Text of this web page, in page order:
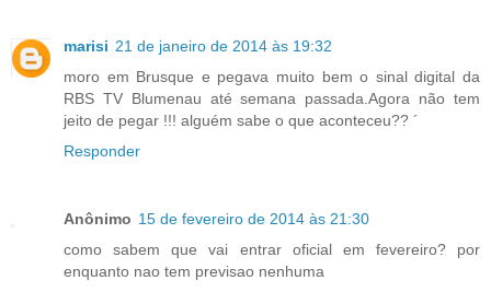
marisi 21 de janeiro de 2014 às 19:32
moro em Brusque e pegava muito bem o sinal digital da
RBS TV Blumenau até semana passada.Agora não tem
jeito de pegar !!! alguém sabe o que aconteceu?? ´
Responder
Anônimo 15 de fevereiro de 2014 às 21:30
como sabem que vai entrar oficial em fevereiro? por
enquanto nao tem previsao nenhuma